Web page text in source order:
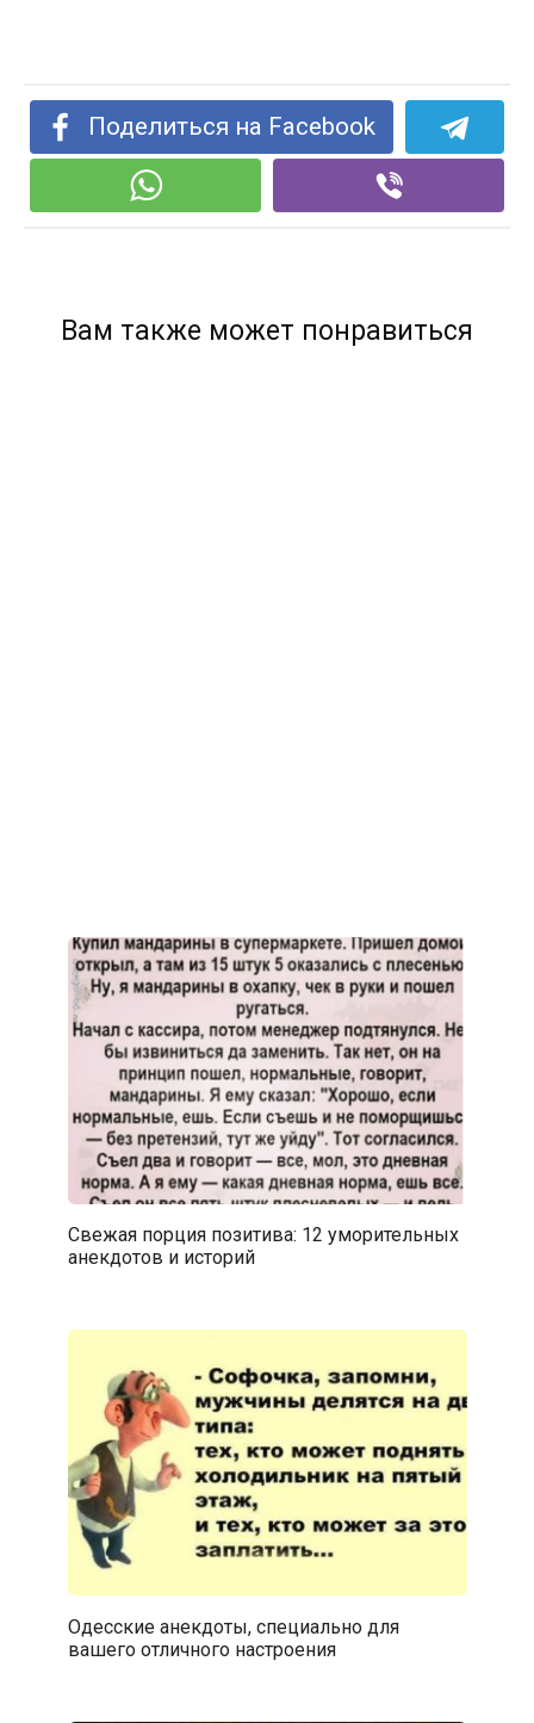
Поделиться на Facebook
Вам также может понравиться
Свежая порция позитива: 12 уморительных
анекдотов и историй
Одесские анекдоты, специально для
вашего отличного настроения